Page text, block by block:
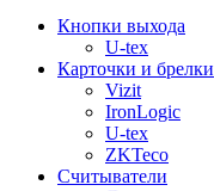
Кнопки выхода
U-tex
Карточки и брелки
Vizit
IronLogic
U-tex
ZKTeco
Считыватели